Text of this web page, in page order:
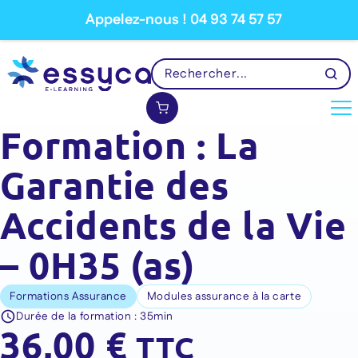
Appelez-nous ! 04 93 74 57 57
Formation : La
Garantie des
Accidents de la Vie
– 0H35 (as)
Formations Assurance
Modules assurance à la carte
Durée de la formation :35min
36,00 € TTC